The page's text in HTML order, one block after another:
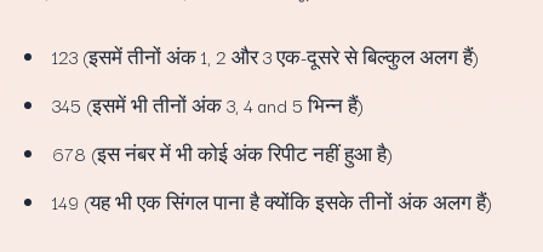
123 (इसमें तीनों अंक 1, 2 और 3 एक-दूसरे से बिल्कुल अलग हैं)
345 (इसमें भी तीनों अंक 3, 4 and 5 भिन्न हैं)
678 (इस नंबर में भी कोई अंक रिपीट नहीं हुआ है)
149 (यह भी एक सिंगल पाना है क्योंकि इसके तीनों अंक अलग हैं)